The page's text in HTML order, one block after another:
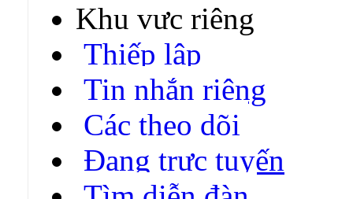
Khu vực riêng
Thiếp lập
Tin nhắn riêng
Các theo dõi
Đang trực tuyến